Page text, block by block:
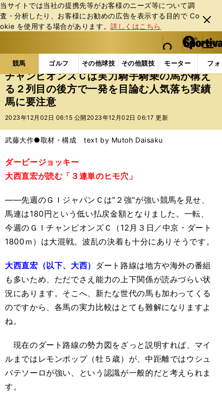
当サイトでは当社の提携先等がお客様のニーズ等について調
査・分析したり、お客様にお勧めの広告を表⽰する⽬的で Co
okie を使⽤する場合があります。詳しくはこちら
閉じ
る
web Sportiva (webスポルティーバ)
検索
マイペ
ー
ジ
メニュ
競馬 ゴルフ その他球技 その他競技 モーター フ
b
ス
ポ
ル
テ
ー
バ
競馬の記事一覧 競馬 チャンピオンズＣは実力騎手
チャンピオンズＣは実力騎手騎乗の馬が構え
る２列目の後方で一発を目論む人気落ち実績
馬に要注意
2023年12月02日 06:15 公開 2023年12月02日 06:17 更新
武藤大作●取材・構成 text by Mutoh Daisaku
ダービージョッキー
大西直宏が読む「３連単のヒモ穴」
――先週のＧＩジャパンＣは"２強"が強い競馬を見せ、
馬連は180円という低い払戻金額となりました。一転、
今週のＧＩチャンピオンズＣ（12月３日／中京・ダート
1800ｍ）は大混戦。波乱の決着も十分にありそうです。
大西直宏（以下、大西） ダート路線は地方や海外の番組
も多いため、ただでさえ能力の上下関係が読みづらい状
況にあります。そこへ、新たな世代の馬も加わってくる
のですから、各馬の実力比較はとても難解になりますよ
ね。
現在のダート路線の勢力図をざっと説明すれば、マイ
ルまではレモンポップ（牡５歳）が、中距離ではウシュ
バテソーロが強い、という認識が一般的だと考えられま
す。